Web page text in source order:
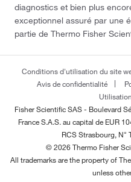
diagnostics et bien plus
exceptionnel assuré par une
partie de Thermo Fisher
Conditions d'utilisation du site
Avis de confidentialité
Fisher Scientific SAS - Boulevard
FranceS.A.S. au capital de EUR
RCS Strasbourg, N°
© 2026 Thermo Fisher
All trademarks are the property of
unless